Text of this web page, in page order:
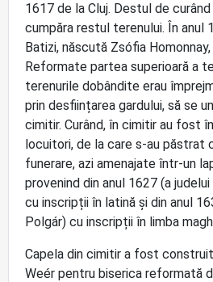
1617 de la Cluj. Destul de
cumpăra restul terenului. În anul
Batizi, născută Zsófia
Reformate partea superioară a
terenurile dobândite erau
prin desființarea gardului, să se
cimitir. Curând, în cimitir au fost
locuitori, de la care s-au păstrat
funerare, azi amenajate într-un
provenind din anul 1627 (a
cu inscripții în latină și din anul
Polgár) cu inscripții în limba
Capela din cimitir a fost
Weér pentru biserica reformată